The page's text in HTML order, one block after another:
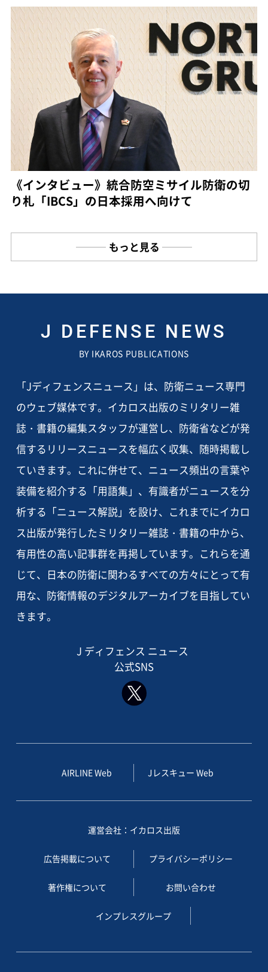
《インタビュー》統合防空ミサイル防衛の切
り札「IBCS」の日本採用へ向けて
もっと見る
J DEFENSE NEWS
BY IKAROS PUBLICATIONS
「Jディフェンスニュース」は、防衛ニュース専門
のウェブ媒体です。イカロス出版のミリタリー雑
誌・書籍の編集スタッフが運営し、防衛省などが発
信するリリースニュースを幅広く収集、随時掲載し
ていきます。これに併せて、ニュース頻出の言葉や
装備を紹介する「用語集」、有識者がニュースを分
析する「ニュース解説」を設け、これまでにイカロ
ス出版が発行したミリタリー雑誌・書籍の中から、
有用性の高い記事群を再掲しています。これらを通
じて、日本の防衛に関わるすべての方々にとって有
用な、防衛情報のデジタルアーカイブを目指してい
きます。
J ディフェンス ニュース
公式SNS
AIRLINE Web Jレスキュー Web
運営会社：イカロス出版
広告掲載について プライバシーポリシー
著作権について お問い合わせ
インプレスグループ